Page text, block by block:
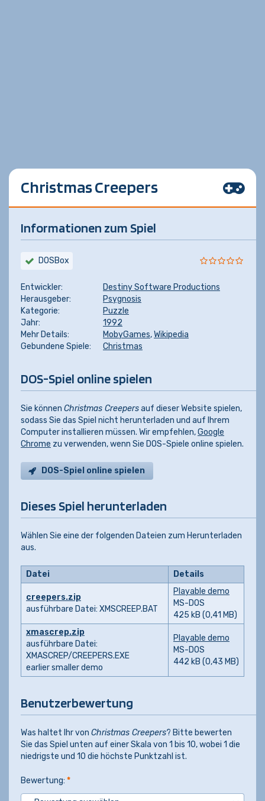
Christmas Creepers
Informationen zum Spiel
DOSBox
Entwickler:
Destiny Software Productions
Herausgeber:
Psygnosis
Kategorie:
Puzzle
Jahr:
1992
Mehr Details:
MobyGames,Wikipedia
Gebundene Spiele:
Christmas
DOS-Spiel online spielen
Sie können Christmas Creepersauf dieser Website spielen,
sodass Sie das Spiel nicht herunterladen und auf Ihrem
Computer installieren müssen. Wir empfehlen,Google
Chrome zu verwenden, wenn Sie DOS-Spiele online spielen.
DOS-Spiel online spielen
Dieses Spiel herunterladen
Wählen Sie eine der folgenden Dateien zum Herunterladen
aus.
Datei Details
creepers.zip
ausführbare Datei: XMSCREEP.BAT
Playable demo
MS-DOS
425 kB (0,41 MB)
xmascrep.zip
ausführbare Datei:
XMASCREP/CREEPERS.EXE
earlier smaller demo
Playable demo
MS-DOS
442 kB (0,43 MB)
Benutzerbewertung
Was haltet Ihr von Christmas Creepers? Bitte bewerten
Sie das Spiel unten auf einer Skala von 1 bis 10, wobei 1 die
niedrigste und 10 die höchste Punktzahl ist.
Bewertung: *